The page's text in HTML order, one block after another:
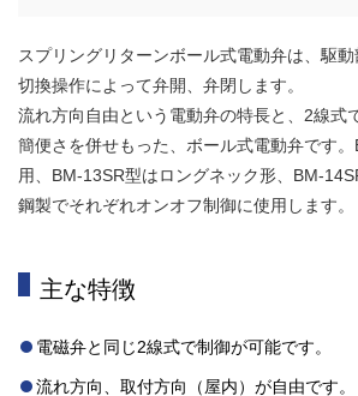
スプリングリターンボール式電動弁は、駆
切換操作によって弁開、弁閉します。
流れ方向自由という電動弁の特長と、2線式
簡便さを併せもった、ボール式電動弁です
用、BM-13SR型はロングネック形、BM-
鋼製でそれぞれオンオフ制御に使用します。
主な特徴
電磁弁と同じ2線式で制御が可能です。
流れ方向、取付方向（屋内）が自由です。